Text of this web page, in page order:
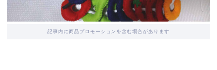
記事内に商品プロモーションを含む場合があります